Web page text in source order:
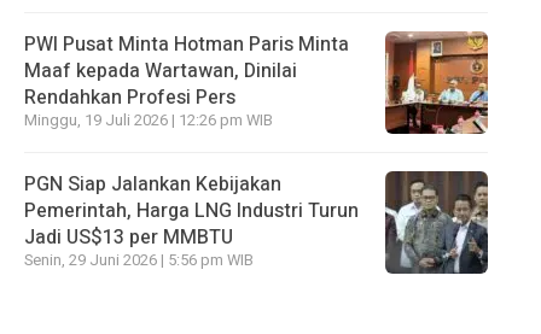
PWI Pusat Minta Hotman Paris Minta
Maaf kepada Wartawan, Dinilai
Rendahkan Profesi Pers
Minggu, 19 Juli 2026 | 12:26 pm WIB
PGN Siap Jalankan Kebijakan
Pemerintah, Harga LNG Industri Turun
Jadi US$13 per MMBTU
Senin, 29 Juni 2026 | 5:56 pm WIB